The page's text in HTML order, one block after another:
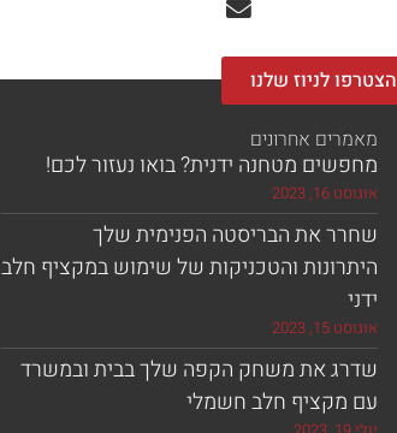
הצטרפו לניוז שלנו
מאמרים אחרונים
מחפשים מטחנה ידנית? בואו נעזור לכם!
אוגוסט 16, 2023
שחרר את הבריסטה הפנימית שלך
היתרונות והטכניקות של שימוש במקציף חלב
ידני
אוגוסט 15, 2023
שדרג את משחק הקפה שלך בבית ובמשרד
עם מקציף חלב חשמלי